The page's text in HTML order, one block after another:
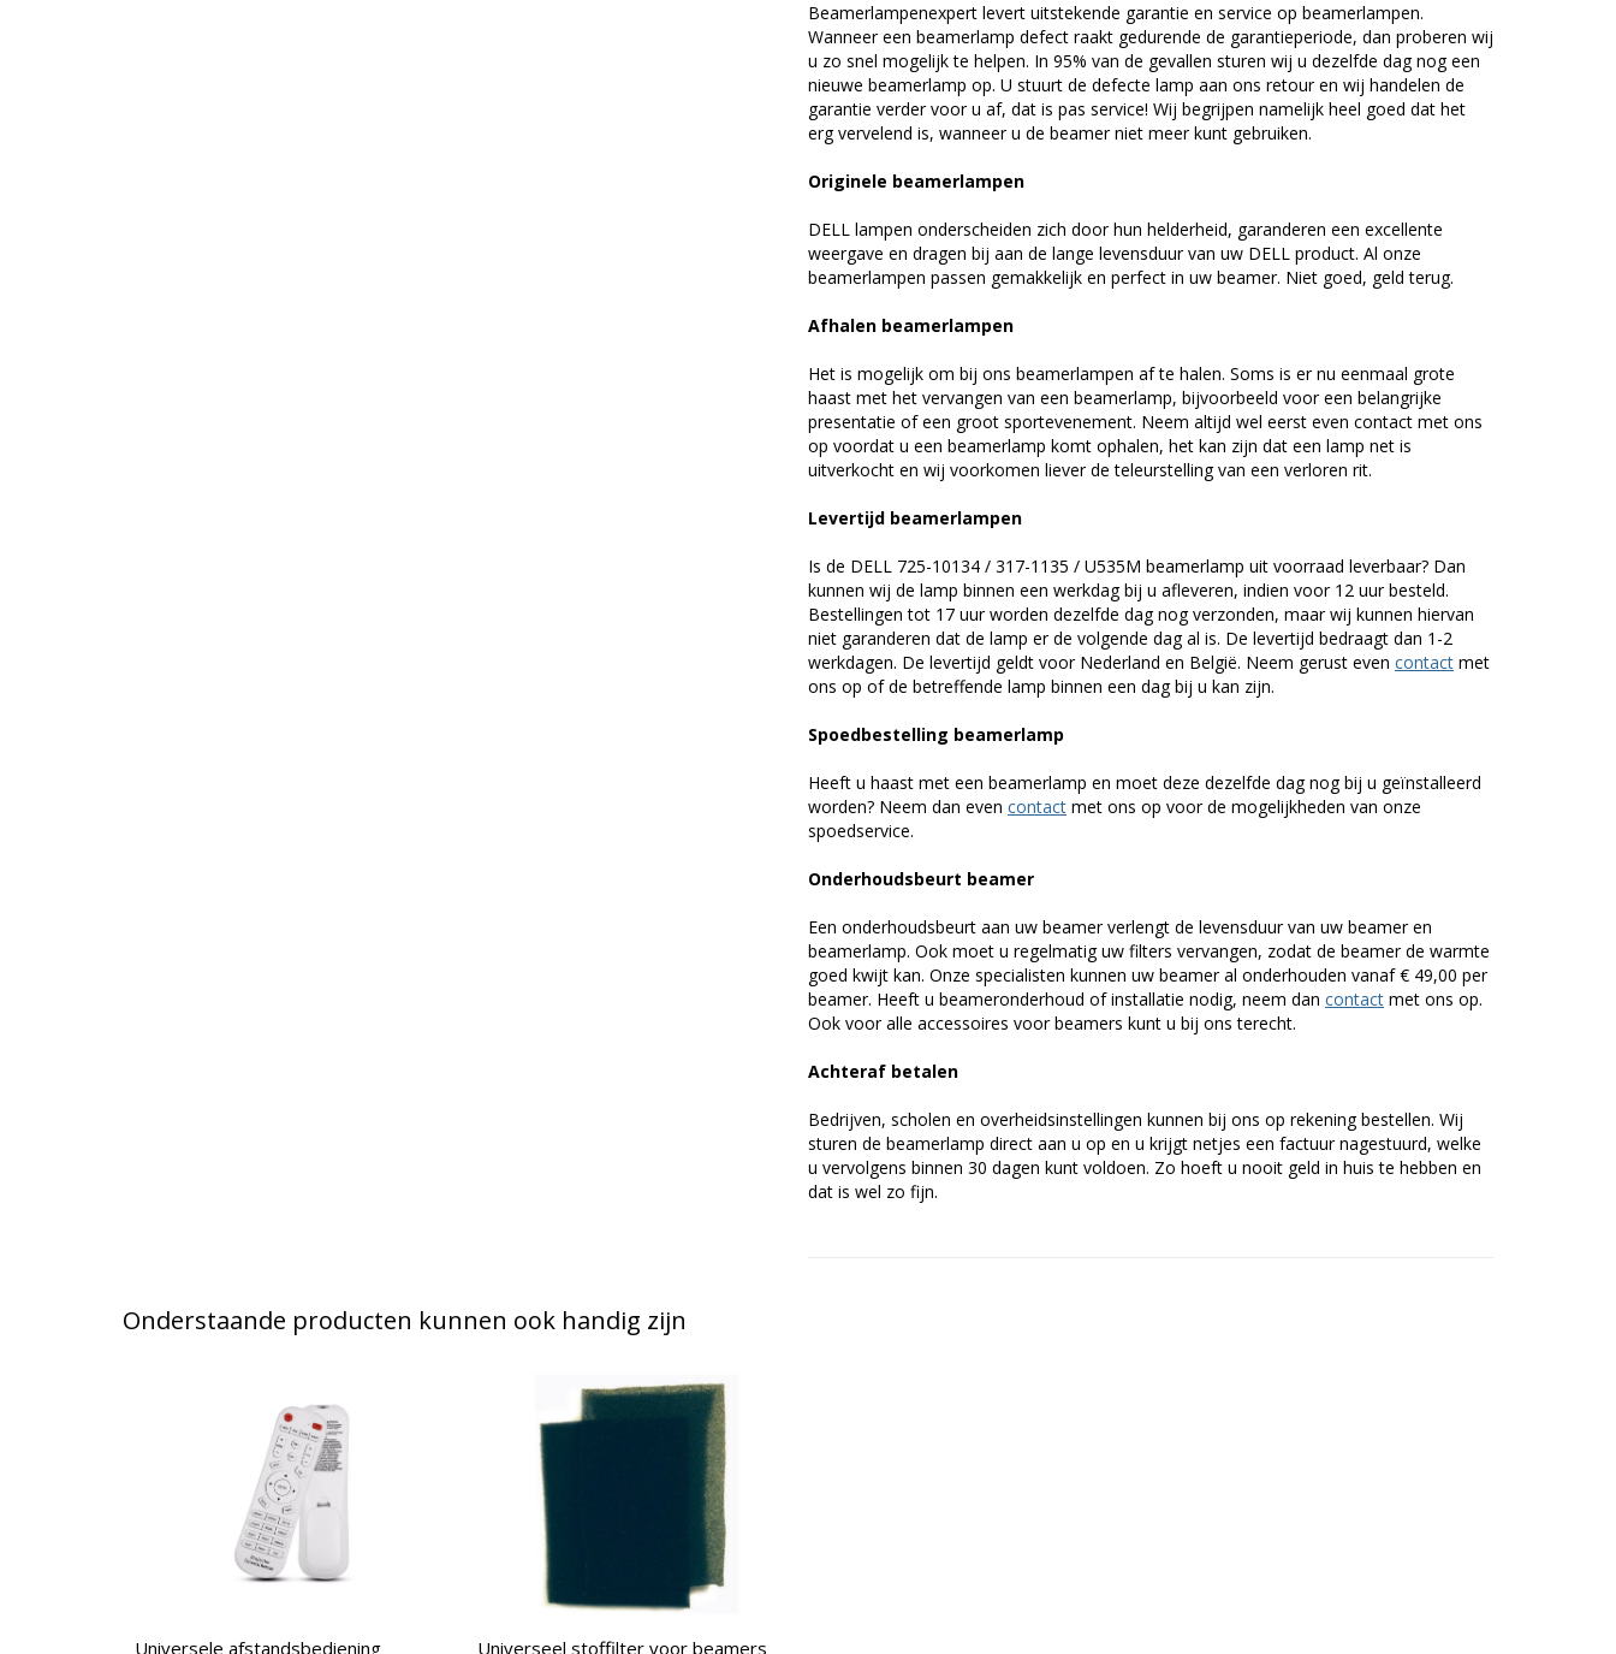
Beamerlampenexpert levert uitstekende garantie en service op beamerlampen.
Wanneer een beamerlamp defect raakt gedurende de garantieperiode, dan proberen wij
u zo snel mogelijk te helpen. In 95% van de gevallen sturen wij u dezelfde dag nog een
nieuwe beamerlamp op. U stuurt de defecte lamp aan ons retour en wij handelen de
garantie verder voor u af, dat is pas service! Wij begrijpen namelijk heel goed dat het
erg vervelend is, wanneer u de beamer niet meer kunt gebruiken.
Originele beamerlampen
DELL lampen onderscheiden zich door hun helderheid, garanderen een excellente
weergave en dragen bij aan de lange levensduur van uw DELL product. Al onze
beamerlampen passen gemakkelijk en perfect in uw beamer. Niet goed, geld terug.
Afhalen beamerlampen
Het is mogelijk om bij ons beamerlampen af te halen. Soms is er nu eenmaal grote
haast met het vervangen van een beamerlamp, bijvoorbeeld voor een belangrijke
presentatie of een groot sportevenement. Neem altijd wel eerst even contact met ons
op voordat u een beamerlamp komt ophalen, het kan zijn dat een lamp net is
uitverkocht en wij voorkomen liever de teleurstelling van een verloren rit.
Levertijd beamerlampen
Is de DELL 725-10134 / 317-1135 / U535M beamerlamp uit voorraad leverbaar? Dan
kunnen wij de lamp binnen een werkdag bij u afleveren, indien voor 12 uur besteld.
Bestellingen tot 17 uur worden dezelfde dag nog verzonden, maar wij kunnen hiervan
niet garanderen dat de lamp er de volgende dag al is. De levertijd bedraagt dan 1-2
werkdagen. De levertijd geldt voor Nederland en België. Neem gerust even contact met
ons op of de betreffende lamp binnen een dag bij u kan zijn.
Spoedbestelling beamerlamp
Heeft u haast met een beamerlamp en moet deze dezelfde dag nog bij u geïnstalleerd
worden? Neem dan even contact met ons op voor de mogelijkheden van onze
spoedservice.
Onderhoudsbeurt beamer
Een onderhoudsbeurt aan uw beamer verlengt de levensduur van uw beamer en
beamerlamp. Ook moet u regelmatig uw filters vervangen, zodat de beamer de warmte
goed kwijt kan. Onze specialisten kunnen uw beamer al onderhouden vanaf € 49,00 per
beamer. Heeft u beameronderhoud of installatie nodig, neem dan contact met ons op.
Ook voor alle accessoires voor beamers kunt u bij ons terecht.
Achteraf betalen
Bedrijven, scholen en overheidsinstellingen kunnen bij ons op rekening bestellen. Wij
sturen de beamerlamp direct aan u op en u krijgt netjes een factuur nagestuurd, welke
u vervolgens binnen 30 dagen kunt voldoen. Zo hoeft u nooit geld in huis te hebben en
dat is wel zo fijn.
Onderstaande producten kunnen ook handig zijn
Universele afstandsbediening Universeel stoffilter voor beamers